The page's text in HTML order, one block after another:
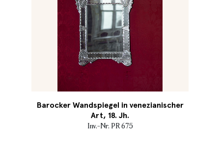
Barocker Wandspiegel in venezianischer
Art, 18. Jh.
Inv.-Nr. PR 675